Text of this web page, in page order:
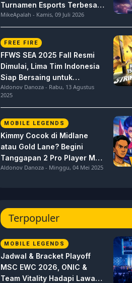
Turnamen Esports Terbesar
di Dunia
MikeApalah - Kamis, 09 Juli 2026
FREE FIRE
FFWS SEA 2025 Fall Resmi
Dimulai, Lima Tim Indonesia
Siap Bersaing untuk
Dominasi
Aldonov Danoza - Rabu, 13 Agustus
2025
MOBILE LEGENDS
Kimmy Cocok di Midlane
atau Gold Lane? Begini
Tanggapan 2 Pro Player MPL
ID S15 ini
Aldonov Danoza - Minggu, 04 Mei 2025
Terpopuler
MOBILE LEGENDS
Jadwal & Bracket Playoff
MSC EWC 2026, ONIC &
Team Vitality Hadapi Lawan